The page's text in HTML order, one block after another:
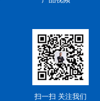
扫一扫 关注我们